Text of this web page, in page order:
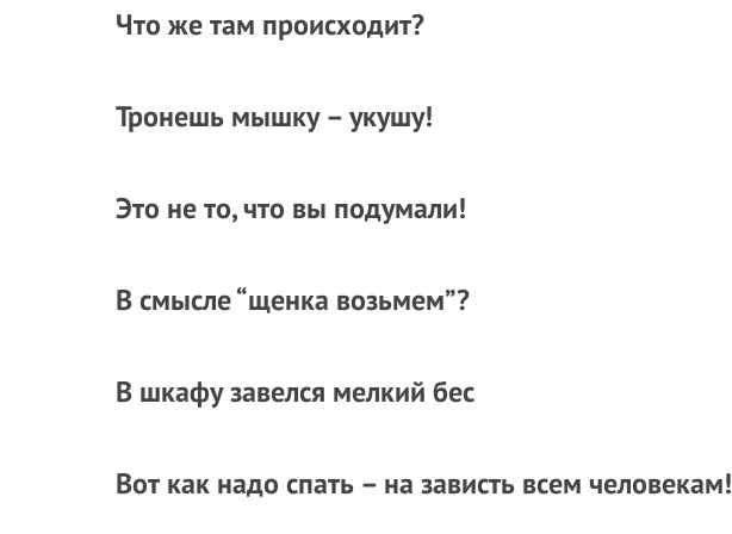
Что же там происходит?
Тронешь мышку – укушу!
Это не то, что вы подумали!
В смысле “щенка возьмем”?
В шкафу завелся мелкий бес
Вот как надо спать – на зависть всем человекам!